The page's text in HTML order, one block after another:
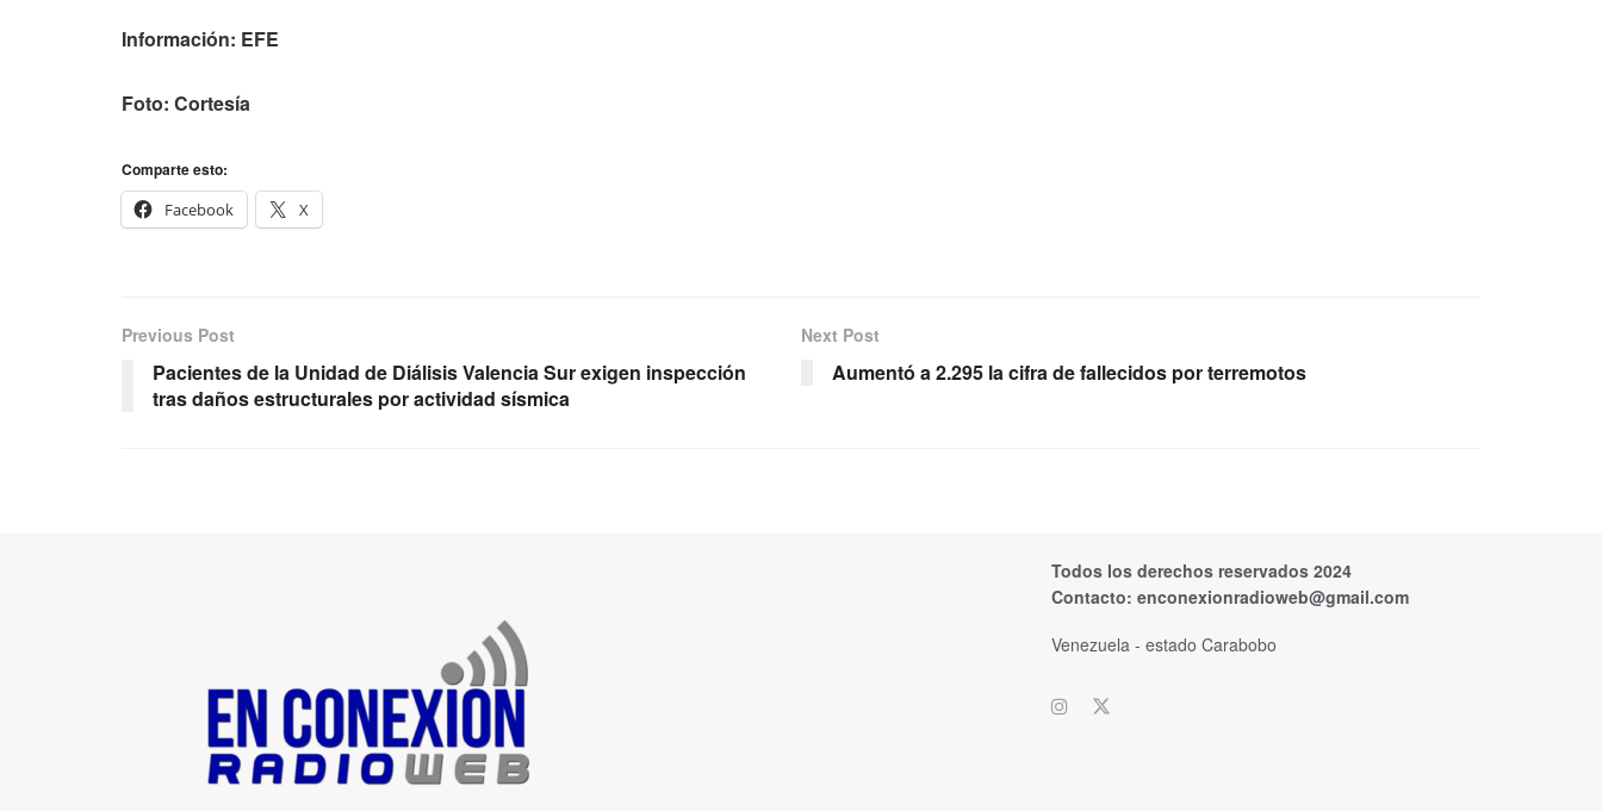
Información: EFE
Foto: Cortesía
Comparte esto:
Facebook
X
Previous Post
Pacientes de la Unidad de Diálisis Valencia Sur exigen inspección
tras daños estructurales por actividad sísmica
Next Post
Aumentó a 2.295 la cifra de fallecidos por terremotos
Todos los derechos reservados 2024
Contacto: enconexionradioweb@gmail.com
Venezuela - estado Carabobo